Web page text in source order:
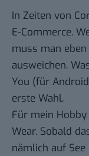
In Zeiten von
E-Commerce.
muss man
ausweichen.
You (für Android
erste Wahl.
Für mein
Wear. Sobald
nämlich auf See